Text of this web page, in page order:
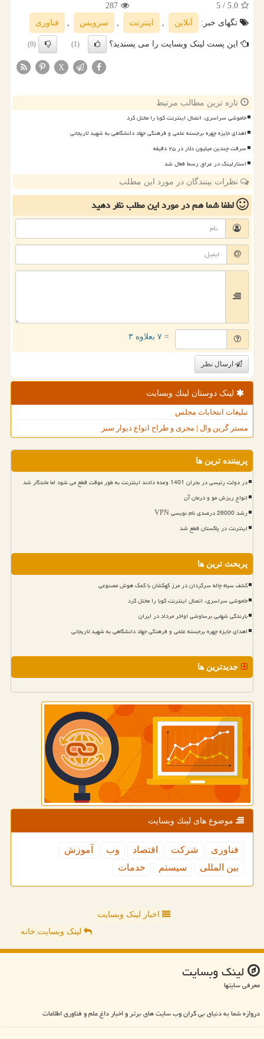
5.0
/ 5
287
تگهای خبر:
آنلاین اینترنت سرویس فناوری
این پست لینک وبسایت را می پسندید؟ (1)
(0)
X
تازه ترین مطالب مرتبط
خاموشی سراسری، اتصال اینترنت کوبا را مختل کرد
اهدای جایزه چهره برجسته علمی و فرهنگی جهاد دانشگاهی به شهید لاریجانی
سرقت چندین میلیون دلار در ۲۵ دقیقه
استارلینک در عراق رسما فعال شد
نظرات بینندگان در مورد این مطلب
لطفا شما همدر مورد این مطلبنظر دهید
= ۷ بعلاوه ۳
ارسال نظر
لینک دوستان لینك وبسایت
تبلیغات انتخابات مجلس
مستر گرین وال | مجری و طراح انواع دیوار سبز
پربیننده ترین ها
در دولت رئیسی در بحران 1401 وعده دادند اینترنت به طور موقت قطع می شود اما ماندگار شد
انواع ریزش مو و درمان آن
رشد 26000 درصدی نام نویسی VPN
اینترنت در پاکستان قطع شد
پربحث ترین ها
کشف سیاه چاله سرگردان در مرز کهکشان با کمک هوش مصنوعی
خاموشی سراسری، اتصال اینترنت کوبا را مختل کرد
بارندگی شهابی برساوشی اواخر مرداد در ایران
اهدای جایزه چهره برجسته علمی و فرهنگی جهاد دانشگاهی به شهید لاریجانی
جدیدترین ها
موضوع های لینك وبسایت
فناوری شركت اقتصاد وب
آموزش
بین المللی
سیستم خدمات
اخبار لینک وبسایت
لینک وبسایت:خانه
لینك وبسایت
معرفی سایتها
دروازه شما به دنیای بی کران وب سایت های برتر و اخبار داغ علم و فناوری اطلاعات